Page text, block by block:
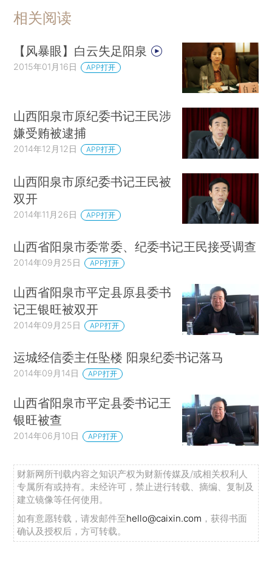
相关阅读
【风暴眼】白云失足阳泉
2015年01月16日 APP打开
山西阳泉市原纪委书记王民涉
嫌受贿被逮捕
2014年12月12日 APP打开
山西阳泉市原纪委书记王民被
双开
2014年11月26日 APP打开
山西省阳泉市委常委、纪委书记王民接受调查
2014年09月25日 APP打开
山西省阳泉市平定县原县委书
记王银旺被双开
2014年09月25日 APP打开
运城经信委主任坠楼 阳泉纪委书记落马
2014年09月14日 APP打开
山西省阳泉市平定县委书记王
银旺被查
2014年06月10日 APP打开
财新网所刊载内容之知识产权为财新传媒及/或相关权利人
专属所有或持有。未经许可，禁止进行转载、摘编、复制及
建立镜像等任何使用。
如有意愿转载，请发邮件至hello@caixin.com ，获得书面
确认及授权后，方可转载。